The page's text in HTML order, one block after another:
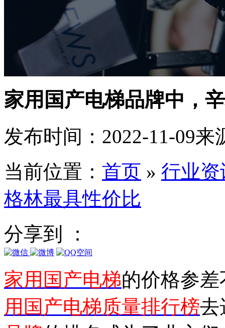
家用国产电梯品牌中，
发布时间：2022-11-09来
当前位置： 首页 » 行业资
格林最具性价比
分享到 ：
家用国产电梯的价格参
用国产电梯质量排行榜去